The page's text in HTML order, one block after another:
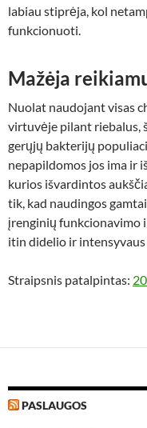
labiau stiprėja, kol
funkcionuoti.
Mažėja
Nuolat naudojant visas
virtuvėje pilant riebalus,
gerųjų bakterijų
nepapildomos jos ima ir
kurios išvardintos
tik, kad naudingos
įrenginių funkcionavimo
itin didelio ir intensyvaus
Straipsnis patalpintas:
PASLAUGOS